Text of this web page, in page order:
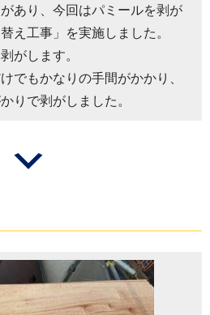
あり、今回はパミールを剥が
え工事」を実施しました。
がします。
でもかなりの手間がかかり、
りで剥がしました。